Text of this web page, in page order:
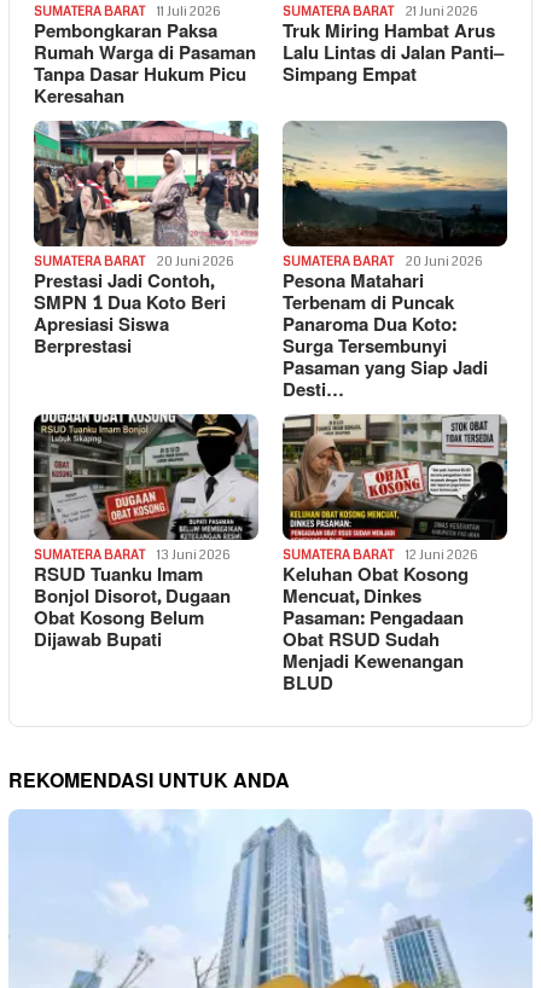
SUMATERA BARAT 11 Juli 2026
Pembongkaran Paksa
Rumah Warga di Pasaman
Tanpa Dasar Hukum Picu
Keresahan
SUMATERA BARAT 21 Juni 2026
Truk Miring Hambat Arus
Lalu Lintas di Jalan Panti–
Simpang Empat
SUMATERA BARAT 20 Juni 2026
Prestasi Jadi Contoh,
SMPN 1 Dua Koto Beri
Apresiasi Siswa
Berprestasi
SUMATERA BARAT 20 Juni 2026
Pesona Matahari
Terbenam di Puncak
Panaroma Dua Koto:
Surga Tersembunyi
Pasaman yang Siap Jadi
Desti…
SUMATERA BARAT 13 Juni 2026
RSUD Tuanku Imam
Bonjol Disorot, Dugaan
Obat Kosong Belum
Dijawab Bupati
SUMATERA BARAT 12 Juni 2026
Keluhan Obat Kosong
Mencuat, Dinkes
Pasaman: Pengadaan
Obat RSUD Sudah
Menjadi Kewenangan
BLUD
REKOMENDASI UNTUK ANDA